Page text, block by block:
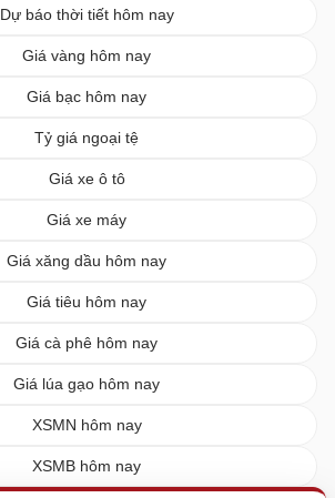
Dự báo thời tiết hôm nay
Giá vàng hôm nay
Giá bạc hôm nay
Tỷ giá ngoại tệ
Giá xe ô tô
Giá xe máy
Giá xăng dầu hôm nay
Giá tiêu hôm nay
Giá cà phê hôm nay
Giá lúa gạo hôm nay
XSMN hôm nay
XSMB hôm nay